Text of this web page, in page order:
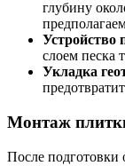
глубину
Устройство
слоем песка
Укладка
Монтаж
После подготовки